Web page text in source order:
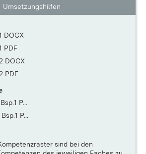
Umsetzungshilfen
DOCX
PDF
DOCX
PDF
P...
P...
sind bei den